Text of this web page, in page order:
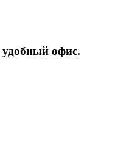
удобный офис.